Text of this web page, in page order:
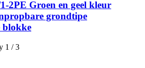
2PE Groen en geel kleur
grondtipe
blokke
1 / 3